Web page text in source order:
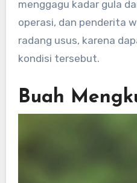
menggagu kadar gula
operasi, dan penderita
radang usus, karena
kondisi tersebut.
Buah